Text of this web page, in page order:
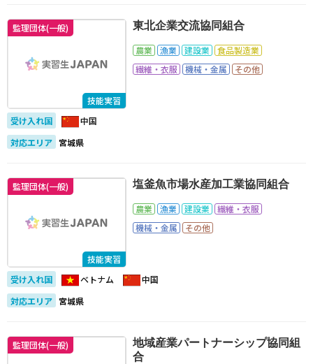
監理団体(一般)
技能実習
東北企業交流協同組合
農業 漁業 建設業
食品製造業
繊維・衣服
機械・金属 その他
受け入れ国
中国
対応エリア 宮城県
監理団体(一般)
技能実習
塩釜魚市場水産加工業協同組合
農業 漁業 建設業
繊維・衣服
機械・金属
その他
受け入れ国 ベトナム
中国
対応エリア 宮城県
監理団体(一般)
地域産業パートナーシップ協同組
合